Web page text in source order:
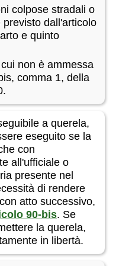
colpose stradali o
dall'articolo
e quinto
non è ammessa
comma 1, della
a querela,
eseguito se la
con
all'ufficiale o
presente nel
di rendere
atto successivo,
90-bis. Se
la querela,
in libertà.